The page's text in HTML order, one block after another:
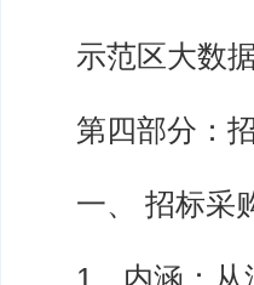
示范区大数据
第四部分：招
一、 招标采
1、内涵：从